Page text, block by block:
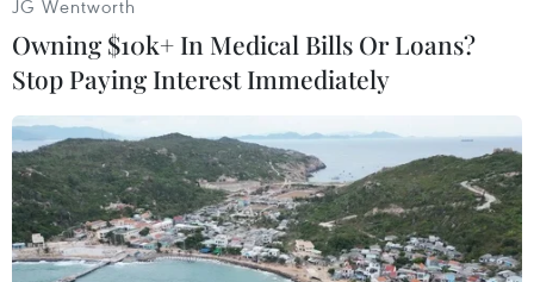
#FIFA #World Cup #e-Bay
#Jabulani
#Nelson Madela
JG Wentworth
Owning $10k+ In Medical Bills Or Loans?
Stop Paying Interest Immediately